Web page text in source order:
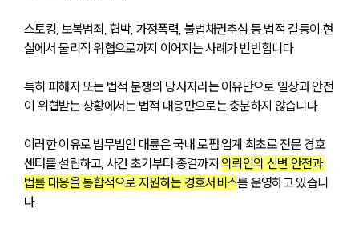
스토킹, 보복범죄, 협박, 가정폭력, 불법채권추심 등 법적 갈등이 현
실에서 물리적 위협으로까지 이어지는 사례가 빈번합니다
특히 피해자 또는 법적 분쟁의 당사자라는 이유만으로 일상과 안전
이 위협받는 상황에서는 법적 대응만으로는 충분하지 않습니다.
이러한 이유로 법무법인 대륜은 국내 로펌 업계 최초로 전문 경호
센터를 설립하고, 사건 초기부터 종결까지 의뢰인의 신변 안전과
법률 대응을 통합적으로 지원하는 경호서비스를 운영하고 있습니
다.